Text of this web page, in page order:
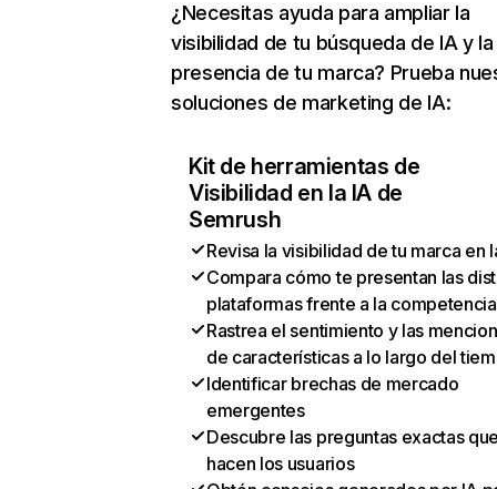
¿Necesitas ayuda para ampliar la
visibilidad de tu búsqueda de IA y la
presencia de tu marca? Prueba
soluciones de marketing de IA:
Kit de herramientas de
Visibilidad en la IA de
Semrush
Revisa la visibilidad de tu marca en
Compara cómo te presentan las
plataformas frente a la competencia
Rastrea el sentimiento y las
de características a lo largo del
Identificar brechas de mercado
emergentes
Descubre las preguntas exactas
hacen los usuarios